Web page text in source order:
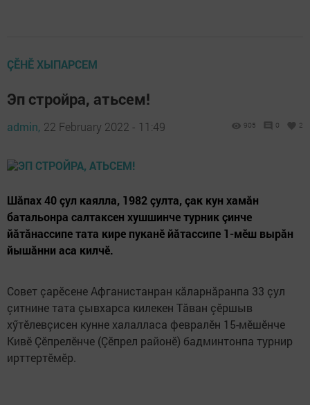
ÇӖНӖ ХЫПАРСЕМ
Эп стройра, атьсем!
admin, 22 February 2022 - 11:49 905 0 2
Шăпах 40 çул каялла, 1982 çулта, çак кун хамăн
батальонра салтаксен хушшинче турник çинче
йăтăнассипе тата кире пуканӗ йăтассипе 1-мӗш вырăн
йышăнни аса килчӗ.
Совет çарӗсене Афганистанран кăларнăранпа 33 çул
çитнине тата çывхарса килекен Тăван çӗршыв
хӳтӗлевçисен кунне халалласа февралӗн 15-мӗшӗнче
Кивӗ Çӗпрелӗнче (Çӗпрел районӗ) бадминтонпа турнир
ирттертӗмӗр.